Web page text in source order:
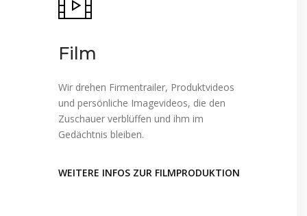
Film
Wir drehen Firmentrailer, Produktvideos
und persönliche Imagevideos, die den
Zuschauer verblüffen und ihm im
Gedächtnis bleiben.
WEITERE INFOS ZUR FILMPRODUKTION